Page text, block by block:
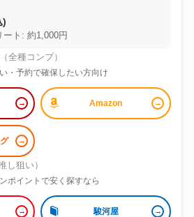
)
ート: 約1,000円
全種コンプ）
・予約で確保したい方向け
Amazon
し狙い）
ポイントで安く探すなら
駿河屋